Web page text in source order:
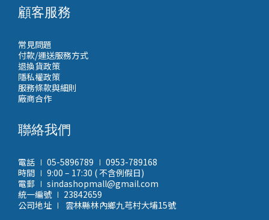
顧客服務
常見問題
付款/運送服務方式
退換貨政策
隱私權政策
服務條款與細則
廠商合作
聯絡我們
電話 ∣ 05-5896789 ∣ 0953-789168
時間 ∣ 9:00 – 17:30 ( 不含例假日)
電郵 ∣ sindashopmall@gmail.com
統一編號 ∣ 23842659
公司地址 ∣ 雲林縣林內鄉九芎村大埔15號